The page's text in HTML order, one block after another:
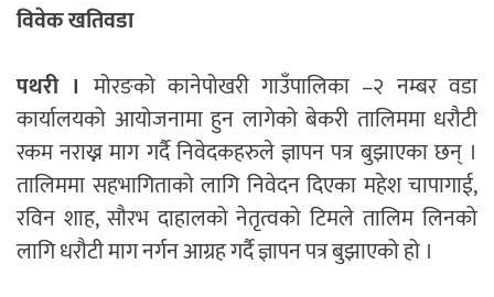
विवेक खतिवडा
पथरी । मोरङको कानेपोखरी गाउँपालिका –२ नम्बर वडा
कार्यालयको आयोजनामा हुन लागेको बेकरी तालिममा धरौटी
रकम नराख्न माग गर्दै निवेदकहरुले ज्ञापन पत्र बुझाएका छन् ।
तालिममा सहभागिताको लागि निवेदन दिएका महेश चापागाई,
रविन शाह, सौरभ दाहालको नेतृत्वको टिमले तालिम लिनको
लागि धरौटी माग नर्गन आग्रह गर्दै ज्ञापन पत्र बुझाएको हो ।